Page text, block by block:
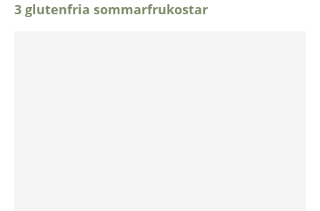
3 glutenfria sommarfrukostar